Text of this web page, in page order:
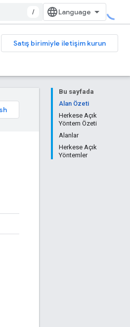
/
Satış birimiyle iletişim kurun
Bu sayfada
Alan Özeti
Herkese Açık
Yöntem Özeti
Alanlar
Herkese Açık
Yöntemler